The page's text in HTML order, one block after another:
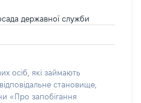
державної служби
осіб, які займають
становище,
«Про запобігання